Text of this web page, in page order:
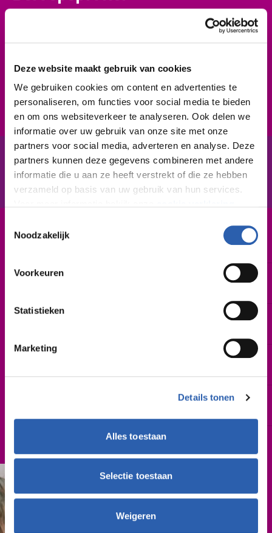
Deze website maakt gebruik van cookies
We gebruiken cookies om content en advertenties te
personaliseren, om functies voor social media te bieden
en om ons websiteverkeer te analyseren. Ook delen we
informatie over uw gebruik van onze site met onze
partners voor social media, adverteren en analyse. Deze
partners kunnen deze gegevens combineren met andere
informatie die u aan ze heeft verstrekt of die ze hebben
verzameld op basis van uw gebruik van hun services.
We werken samen met
die uw gegevens
Noodzakelijk
Voorkeuren
Statistieken
Marketing
Details tonen
Alles toestaan
Selectie toestaan
Weigeren
Je vindt huishoudelijk werk leuk en houdt ervan
mensen te verzorgen. Hoe oud, ziek of beperkt
met iedereen goed omgaan. Verder ben je praktisch,
handig, vriendelijk en hulpvaardig. Werken op
onregelmatige tijden vind je geen probleem.
In het kort De opleiding
Leerweg / niveau
Duur
€ 314,- (per schooljaar)